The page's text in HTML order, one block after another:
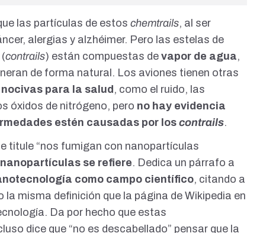
las partículas de estoschemtrails, al ser
alergias y alzhéimer. Pero las estelas de
(contrails) están compuestas devapor de agua,
de forma natural. Los aviones tienen otras
para la salud , como el ruido, las
óxidos de nitrógeno, pero no hay evidencia
estén causadas por loscontrails.
titule “nos fumigan con nanopartículas
se refiere. Dedica un párrafo a
como campo científico, citando a
la misma definición que la página de Wikipedia en
Da por hecho que estas
dice que “no es descabellado” pensar que la